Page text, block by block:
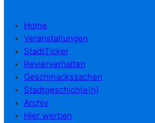
Home
Veranstaltungen
StadtTicker
Revierverhalten
Geschmackssachen
Stadtgeschichte(n)
Archiv
Hier werben